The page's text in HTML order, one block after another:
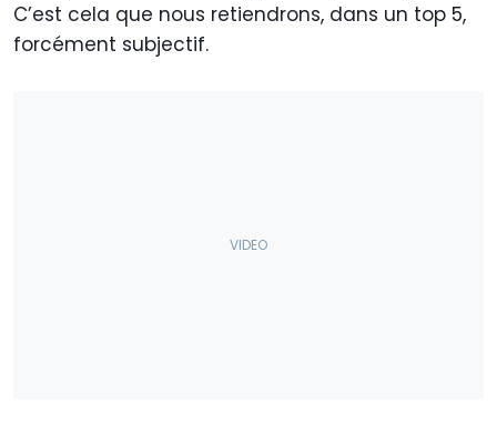
C’est cela que nous retiendrons, dans un top 5,
forcément subjectif.